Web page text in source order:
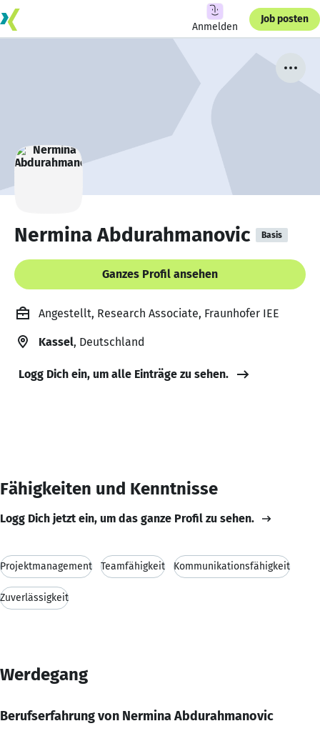
Anmelden
Job posten
Nermina Abdurahmanovic Basis
Ganzes Profil ansehen
Angestellt, Research Associate, Fraunhofer IEE
Kassel, Deutschland
Logg Dich ein, um alle Einträge zu sehen.
Fähigkeiten und Kenntnisse
Logg Dich jetzt ein, um das ganze Profil zu sehen.
Projektmanagement Teamfähigkeit Kommunikationsfähigkeit
Zuverlässigkeit
Werdegang
Berufserfahrung von Nermina Abdurahmanovic